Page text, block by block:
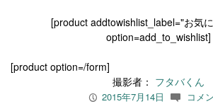
[product addtowishlist_label="お気
option=add_to_wishlist]
[product option=/form]
撮影者： フタバくん
P 2015年7月14日 c コメ